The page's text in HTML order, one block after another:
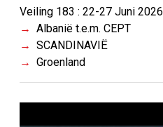
Veiling 183 : 22-27 Juni 2026
Albanië t.e.m. CEPT
SCANDINAVIË
Groenland